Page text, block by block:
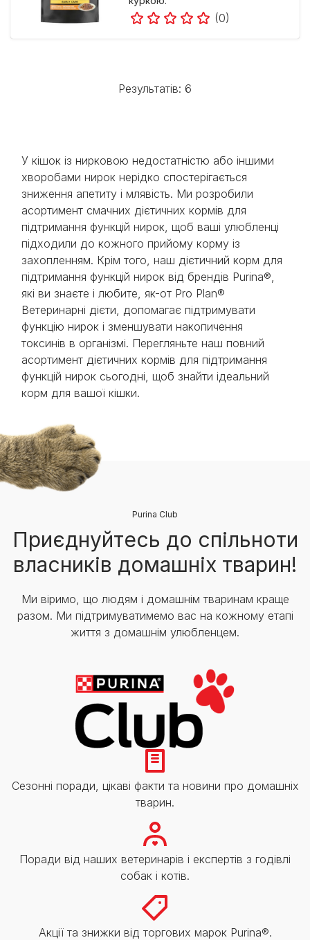
(0)
Результатів: 6
У кішок із нирковою недостатністю або іншими
хворобами нирок нерідко спостерігається
зниження апетиту і млявість. Ми розробили
асортимент смачних дієтичних кормів для
підтримання функцій нирок, щоб ваші улюбленці
підходили до кожного прийому корму із
захопленням. Крім того, наш дієтичний корм для
підтримання функцій нирок від брендів Purina®,
які ви знаєте і любите, як-от Pro Plan®
Ветеринарні дієти, допомагає підтримувати
функцію нирок і зменшувати накопичення
токсинів в організмі. Перегляньте наш повний
асортимент дієтичних кормів для підтримання
функцій нирок сьогодні, щоб знайти ідеальний
корм для вашої кішки.
Purina Club
Приєднуйтесь до спільноти
власників домашніх тварин!
Ми віримо, що людям і домашнім тваринам краще
разом. Ми підтримуватимемо вас на кожному етапі
життя з домашнім улюбленцем.
Сезонні поради, цікаві факти та новини про домашніх
тварин.
Поради від наших ветеринарів і експертів з годівлі
собак і котів.
Акції та знижки від торгових марок Purina®.